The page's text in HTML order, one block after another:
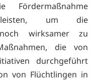
Fördermaßnahme
leisten, um die
wirksamer zu
die von
durchgeführt
von Flüchtlingen in